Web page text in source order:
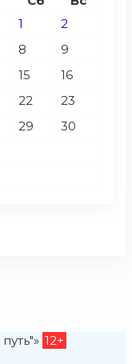
1
2
8
9
15
16
22
23
29
30
12+